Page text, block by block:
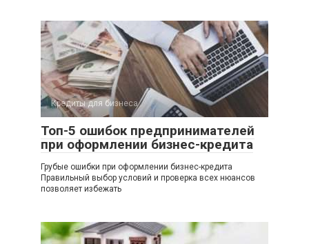
Кредиты для бизнеса
Топ-5 ошибок предпринимателей
при оформлении бизнес-кредита
Грубые ошибки при оформлении бизнес-кредита
Правильный выбор условий и проверка всех нюансов
позволяет избежать